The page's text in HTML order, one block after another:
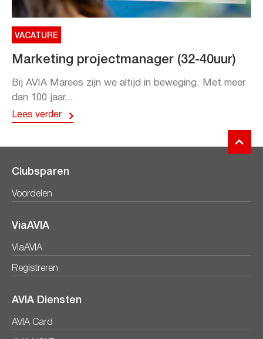
VACATURE
Marketing projectmanager (32-40uur)
Bij AVIA Marees zijn we altijd in beweging. Met meer
dan 100 jaar...
Lees verder
Clubsparen
Voordelen
ViaAVIA
ViaAVIA
Registreren
AVIA Diensten
AVIA Card